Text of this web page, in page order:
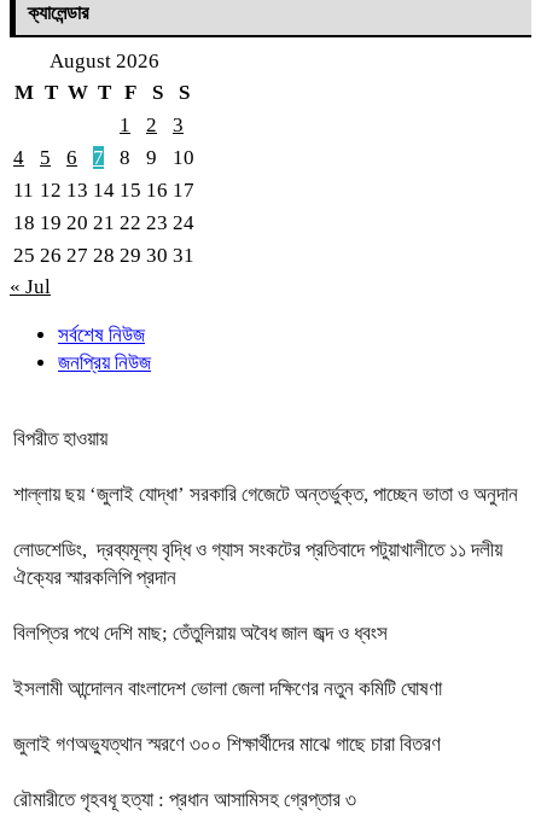
ক্যালেন্ডার
August 2026
M T W T F S
S
1
2
3
4
5 6 7 8 9
10
11 12 13 14 15 16 17
18 19 20 21 22 23 24
25 26 27 28 29 30 31
« Jul
সর্বশেষ নিউজ
জনপ্রিয় নিউজ
বিপরীত হাওয়ায়
শাল্লায় ছয় ‘জুলাই যোদ্ধা’ সরকারি গেজেটে অন্তর্ভুক্ত, পাচ্ছেন ভাতা ও অনুদান
লোডশেডিং, দ্রব্যমূল্য বৃদ্ধি ও গ্যাস সংকটের প্রতিবাদে পটুয়াখালীতে ১১ দলীয়
ঐক্যের স্মারকলিপি প্রদান
বিলপ্তির পথে দেশি মাছ; তেঁতুলিয়ায় অবৈধ জাল জব্দ ও ধ্বংস
ইসলামী আন্দোলন বাংলাদেশ ভোলা জেলা দক্ষিণের নতুন কমিটি ঘোষণা
জুলাই গণঅভ্যুত্থান স্মরণে ৩০০ শিক্ষার্থীদের মাঝে গাছে চারা বিতরণ
রৌমারীতে গৃহবধূ হত্যা : প্রধান আসামিসহ গ্রেপ্তার ৩